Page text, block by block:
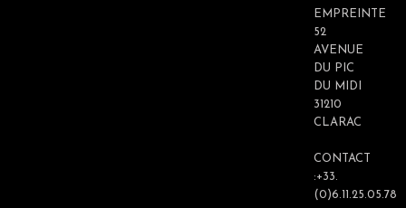
EMPREINTE
52
AVENUE
DU PIC
DU MIDI
31210
CLARAC
CONTACT
:+33.
(0)6.11.25.05.78